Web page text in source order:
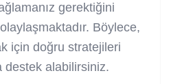
gerektiğini
Böylece,
için doğru stratejileri
destek alabilirsiniz.